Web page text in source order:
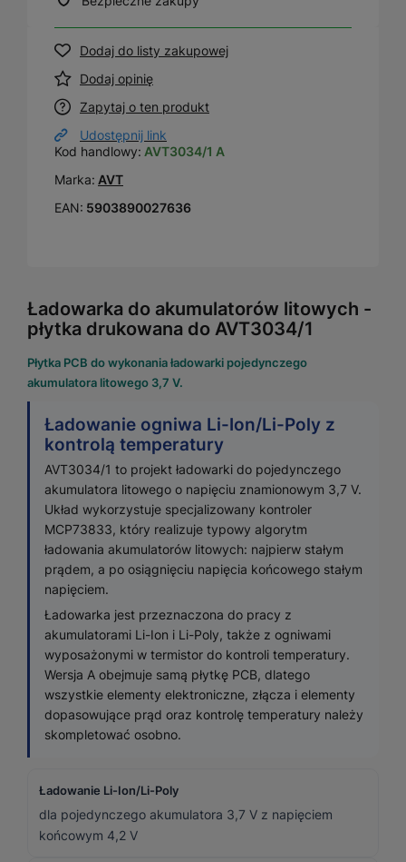
Dodaj do listy zakupowej
Dodaj opinię
Zapytaj o ten produkt
Udostępnij link
Kod handlowy: AVT3034/1 A
Marka: AVT
EAN: 5903890027636
Ładowarka do akumulatorów litowych -
płytka drukowana do AVT3034/1
Płytka PCB do wykonania ładowarki pojedynczego
akumulatora litowego 3,7 V.
Ładowanie ogniwa Li-Ion/Li-Poly z
kontrolą temperatury
AVT3034/1 to projekt ładowarki do pojedynczego
akumulatora litowego o napięciu znamionowym 3,7 V.
Układ wykorzystuje specjalizowany kontroler
MCP73833, który realizuje typowy algorytm
ładowania akumulatorów litowych: najpierw stałym
prądem, a po osiągnięciu napięcia końcowego stałym
napięciem.
Ładowarka jest przeznaczona do pracy z
akumulatorami Li-Ion i Li-Poly, także z ogniwami
wyposażonymi w termistor do kontroli temperatury.
Wersja A obejmuje samą płytkę PCB, dlatego
wszystkie elementy elektroniczne, złącza i elementy
dopasowujące prąd oraz kontrolę temperatury należy
skompletować osobno.
Ładowanie Li-Ion/Li-Poly
dla pojedynczego akumulatora 3,7 V z napięciem
końcowym 4,2 V